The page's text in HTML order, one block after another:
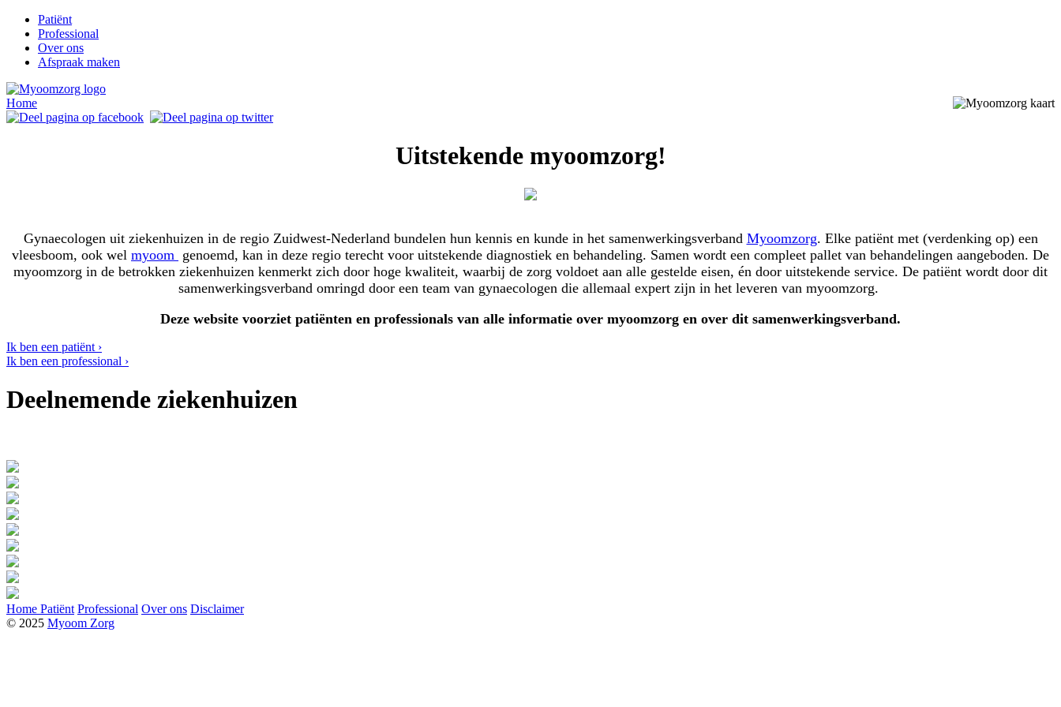
Patiënt
Professional
Over ons
Afspraak maken
Home
Uitstekende myoomzorg!
Gynaecologen uit ziekenhuizen in de regio Zuidwest-Nederland bundelen hun kennis en kunde in het samenwerkingsverband Myoomzorg. Elke patiënt met (verdenking op) een
vleesboom, ook wel myoom genoemd, kan in deze regio terecht voor uitstekende diagnostiek en behandeling. Samen wordt een compleet pallet van behandelingen aangeboden. De
myoomzorg in de betrokken ziekenhuizen kenmerkt zich door hoge kwaliteit, waarbij de zorg voldoet aan alle gestelde eisen, én door uitstekende service. De patiënt wordt door dit
samenwerkingsverband omringd door een team van gynaecologen die allemaal expert zijn in het leveren van myoomzorg.
Deze website voorziet patiënten en professionals van alle informatie over myoomzorg en over dit samenwerkingsverband.
Ik ben een patiënt ›
Ik ben een professional ›
Deelnemende ziekenhuizen
Home Patiënt Professional Over ons Disclaimer
© 2025 Myoom Zorg